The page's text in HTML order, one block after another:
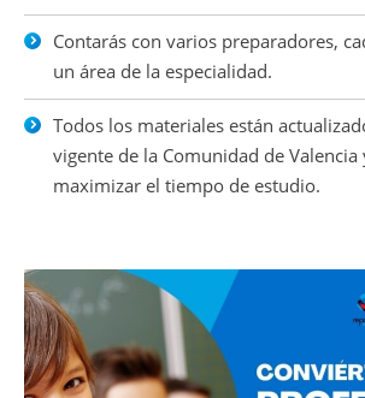
Contarás con varios preparadores,
un área de la especialidad.
Todos los materiales están
vigente de la Comunidad de
maximizar el tiempo de estudio.